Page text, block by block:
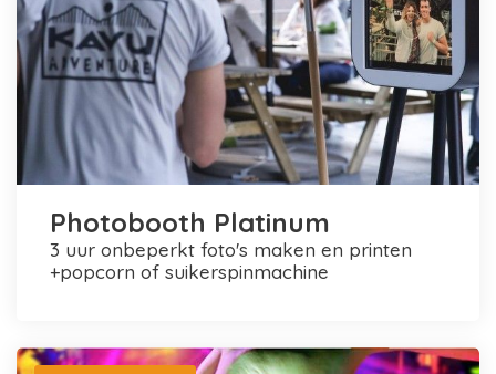
Photobooth Platinum
3 uur onbeperkt foto's maken en printen
+popcorn of suikerspinmachine